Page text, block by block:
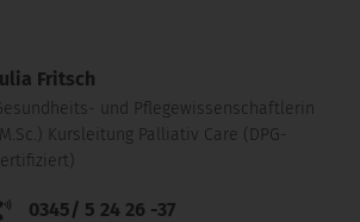
Fritsch
und Pflegewissenschaftlerin
Kursleitung Palliativ Care (DPG-
0345/ 5 24 26 -37